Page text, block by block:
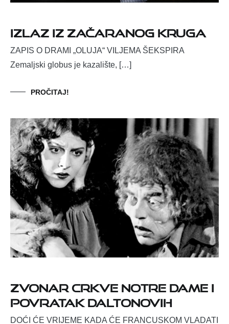
Izlaz iz začaranog kruga
ZAPIS O DRAMI „OLUJA“ VILJEMA ŠEKSPIRA
Zemaljski globus je kazalište, […]
PROČITAJ!
Zvonar crkve Notre Dame i
povratak Daltonovih
DOĆI ĆE VRIJEME KADA ĆE FRANCUSKOM VLADATI